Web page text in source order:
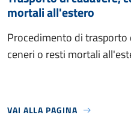
mortali all'estero
Procedimento di trasporto
ceneri o resti mortali
VAI ALLA PAGINA